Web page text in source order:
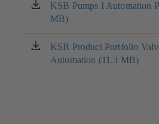
KSB Pumps I Automation
MB)
（新
し
い
タ
ブ
KSB Product Portfolio
Automation (11.3 MB)
（新
し